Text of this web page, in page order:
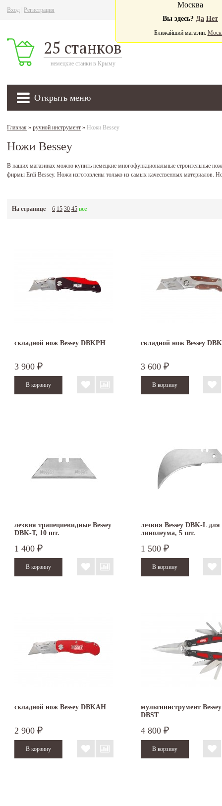
Вход Регистрация
25 станков
немецкие станки в Крыму
Открыть меню
Москва
Вы здесь? Да Нет
Ближайший магазин:
Главная » ручной инструмент » Ножи Bessey
Ножи Bessey
В наших магазинах можно купить немецкие многофункциональные строительные
фирмы Erdi Bessey. Ножи изготовлены только из самых качественных материалов.
На странице 6 15 30 45 все
складной нож Bessey DBKPH
3 900 ₽
складной нож Bessey
3 600 ₽
лезвия трапециевидные Bessey
DBK-T, 10 шт.
1 400 ₽
лезвия Bessey DBK-L для
линолеума, 5 шт.
1 500 ₽
складной нож Bessey DBKAH
2 900 ₽
мультиинструмент Bessey
DBST
4 800 ₽